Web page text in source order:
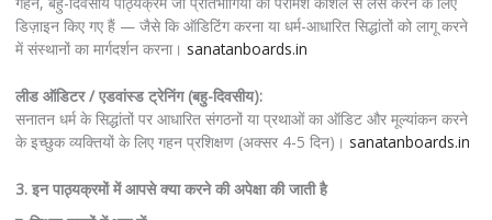
डिज़ाइन किए गए हैं — जैसे कि ऑडिटिंग करना या धर्म-आधारित सिद्धांतों को लागू करने
में संस्थानों का मार्गदर्शन करना। sanatanboards.in
लीड ऑडिटर / एडवांस्ड ट्रेनिंग (बहु-दिवसीय):
सनातन धर्म के सिद्धांतों पर आधारित संगठनों या प्रथाओं का ऑडिट और मूल्यांकन करने
के इच्छुक व्यक्तियों के लिए गहन प्रशिक्षण (अक्सर 4-5 दिन)। sanatanboards.in
3. इन पाठ्यक्रमों में आपसे क्या करने की अपेक्षा की जाती है